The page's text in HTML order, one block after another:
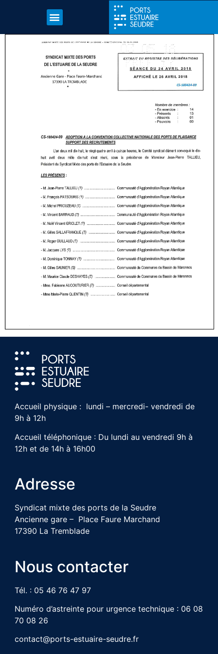
Accueil physique : lundi – mercredi- vendredi de
9h à 12h
Accueil téléphonique : Du lundi au vendredi 9h à
12h et de 14h à 16h00
Adresse
Syndicat mixte des ports de la Seudre
Ancienne gare – Place Faure Marchand
17390 La Tremblade
Nous contacter
Tél. : 05 46 76 47 97
Numéro d’astreinte pour urgence technique : 06 08
70 08 26
contact@ports-estuaire-seudre.fr